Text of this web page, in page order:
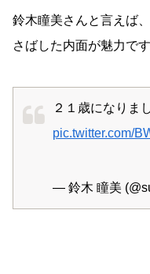
鈴木瞳美さんと言えば
さばした内面が魅力です
２１歳になりま
pic.twitter.com/
— 鈴木 瞳美